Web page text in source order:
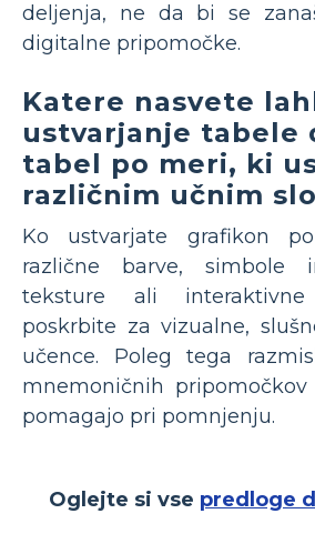
deljenja, ne da bi se
digitalne pripomočke.
Katere nasvete
ustvarjanje tabele
tabel po meri, ki
različnim učnim
Ko ustvarjate grafikon
različne barve, simbole
teksture ali
poskrbite za vizualne,
učence. Poleg tega
mnemoničnih
pomagajo pri pomnjenju.
Oglejte si vse predloge